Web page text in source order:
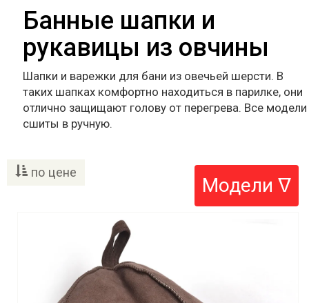
Банные шапки и
рукавицы из овчины
Шапки и варежки для бани из овечьей шерсти. В
таких шапках комфортно находиться в парилке, они
отлично защищают голову от перегрева. Все модели
сшиты в ручную.
по цене
Модели ᐁ